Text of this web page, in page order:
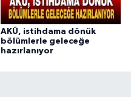
AKÜ, istihdama dönük
bölümlerle geleceğe
hazırlanıyor